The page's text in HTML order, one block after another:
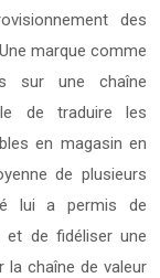
des
marque comme
sur une chaîne
de traduire les
en magasin en
de plusieurs
lui a permis de
et de fidéliser une
la chaîne de valeur